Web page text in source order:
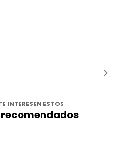
INTERESEN ESTOS